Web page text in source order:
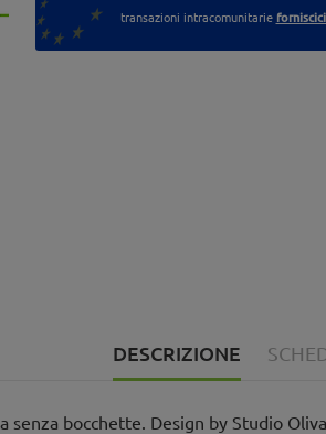
transazioni intracomunitarie
DESCRIZIONE
bocchette. Design by Studio